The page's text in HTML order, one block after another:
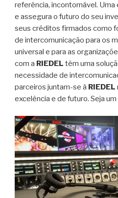
referência, incontornável. Uma
e assegura o futuro do seu
seus créditos firmados como
de intercomunicação para os
universal e para as
com a RIEDEL têm uma
necessidade de
parceiros juntam-se à RIEDEL
excelência e de futuro. Seja